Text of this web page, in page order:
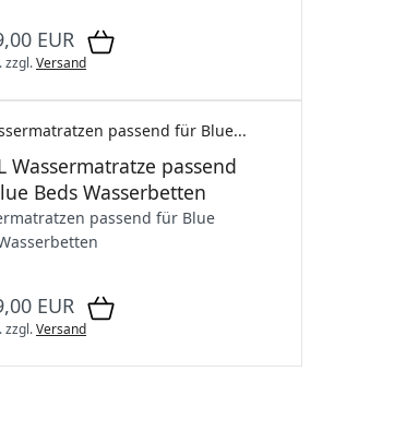
EUR
zzgl.Versand
Wassermatratze passend
Beds Wasserbetten
passend für Blue
EUR
zzgl.Versand